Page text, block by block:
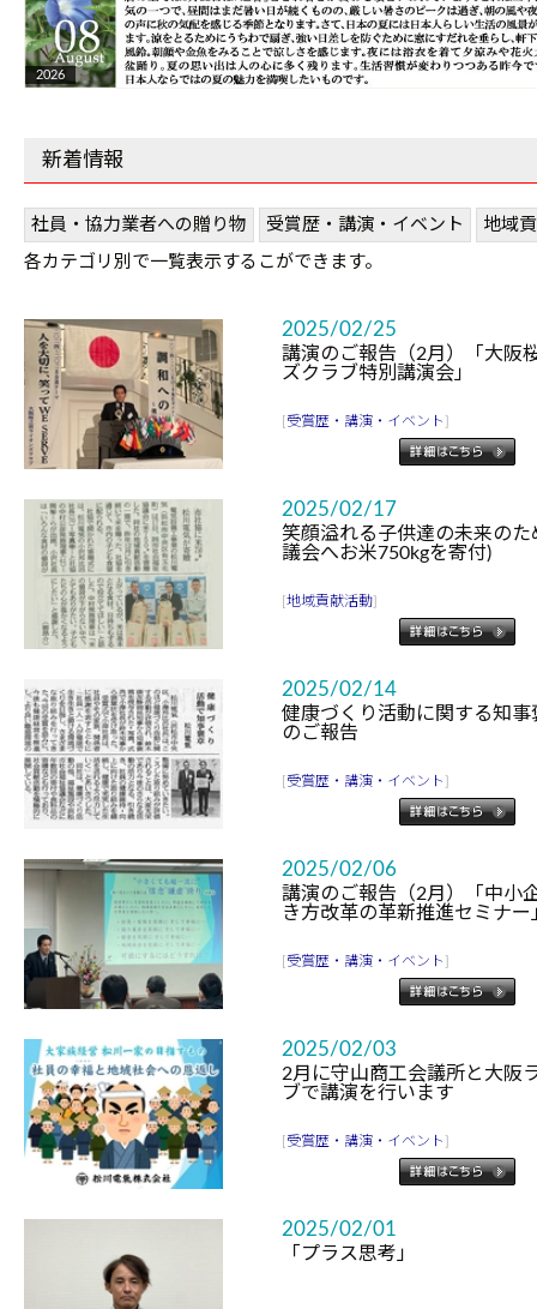
2026
新着情報
社員・協力業者への贈り物 受賞歴・講演・イベント 地域
各カテゴリ別で一覧表示するこができます。
2025/02/25
講演のご報告（2月）「大阪
ズクラブ特別講演会」
[受賞歴・講演・イベント]
2025/02/17
笑顔溢れる子供達の未来のた
議会へお米750kgを寄付)
[地域貢献活動]
2025/02/14
健康づくり活動に関する知事
のご報告
[受賞歴・講演・イベント]
2025/02/06
講演のご報告（2月）「中小
き方改革の革新推進セミナー
[受賞歴・講演・イベント]
2025/02/03
2月に守山商工会議所と大阪
ブで講演を行います
[受賞歴・講演・イベント]
2025/02/01
「プラス思考」